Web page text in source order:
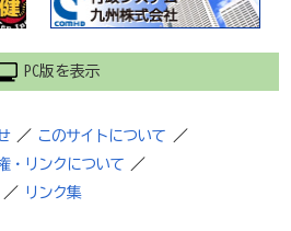
PC版を表示
／ このサイトについて
／
・リンクについて ／
／ リンク集